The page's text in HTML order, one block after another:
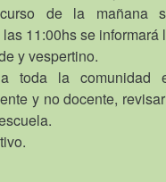
de la mañana
11:00hs se informará
y vespertino.
toda la comunidad
y no docente,